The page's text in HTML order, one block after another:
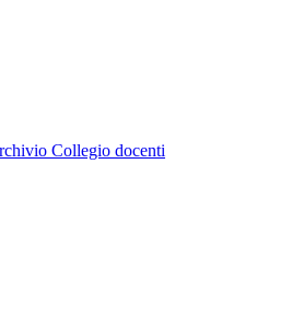
Collegio docenti